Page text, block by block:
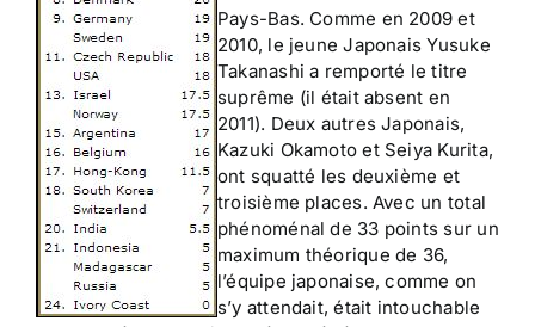
Pays-Bas. Comme en 2009 et
2010, le jeune Japonais Yusuke
Takanashi a remporté le titre
suprême (il était absent en
2011). Deux autres Japonais,
Kazuki Okamoto et Seiya Kurita,
ont squatté les deuxième et
troisième places. Avec un total
phénoménal de 33 points sur un
maximum théorique de 36,
l’équipe japonaise, comme on
s’y attendait, était intouchable